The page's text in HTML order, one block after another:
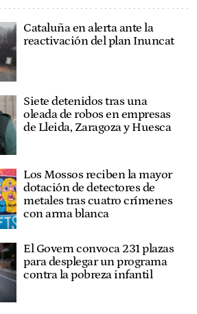
Cataluña en alerta ante la
reactivación del plan Inuncat
Siete detenidos tras una
oleada de robos en empresas
de Lleida, Zaragoza y Huesca
Los Mossos reciben la mayor
dotación de detectores de
metales tras cuatro crímenes
con arma blanca
El Govern convoca 231 plazas
para desplegar un programa
contra la pobreza infantil